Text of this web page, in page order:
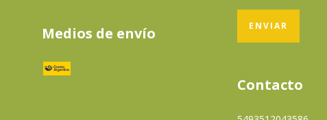
Medios de envío
Contacto